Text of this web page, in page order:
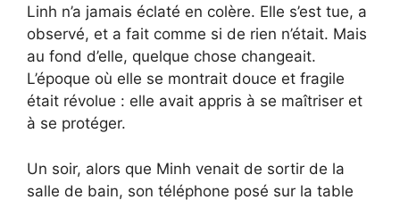
Linh n’a jamais éclaté en colère. Elle s’est tue, a
observé, et a fait comme si de rien n’était. Mais
au fond d’elle, quelque chose changeait.
L’époque où elle se montrait douce et fragile
était révolue : elle avait appris à se maîtriser et
à se protéger.
Un soir, alors que Minh venait de sortir de la
salle de bain, son téléphone posé sur la table